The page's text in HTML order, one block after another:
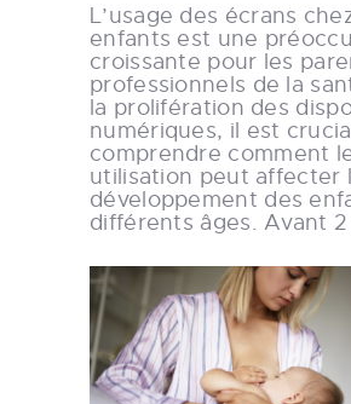
L’usage des écrans
enfants est une
croissante pour les
professionnels de la
la prolifération des
numériques, il est
comprendre comment
utilisation peut affecter
développement des
différents âges. Avant 2